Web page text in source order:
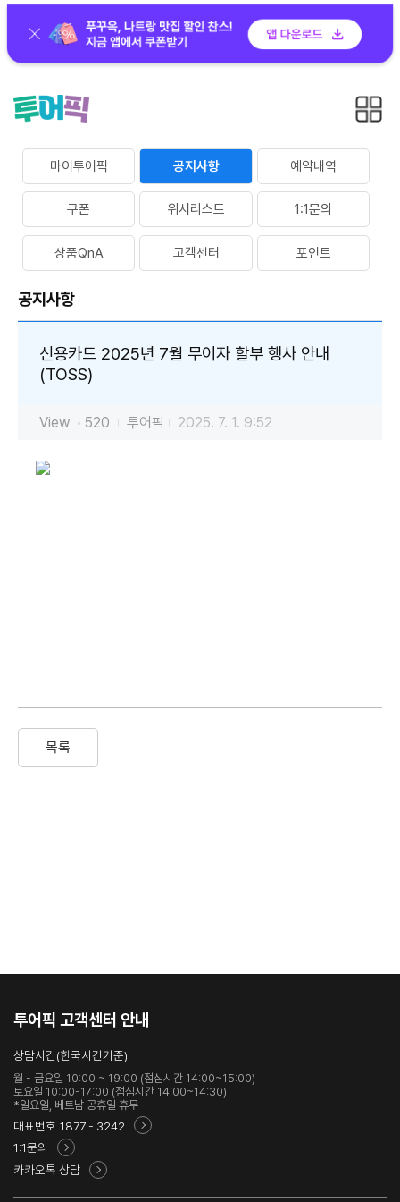
마이투어픽 공지사항 예약내역
쿠폰 위시리스트 1:1문의
상품QnA 고객센터 포인트
공지사항
신용카드 2025년 7월 무이자 할부 행사 안내
(TOSS)
View 520 투어픽 2025. 7. 1. 9:52
목록
투어픽 고객센터 안내
상담시간(한국시간기준)
월 - 금요일 10:00 ~ 19:00 (점심시간 14:00~15:00)
토요일 10:00-17:00 (점심시간 14:00~14:30)
*일요일, 베트남 공휴일 휴무
대표번호 1877 - 3242
1:1문의
카카오톡 상담